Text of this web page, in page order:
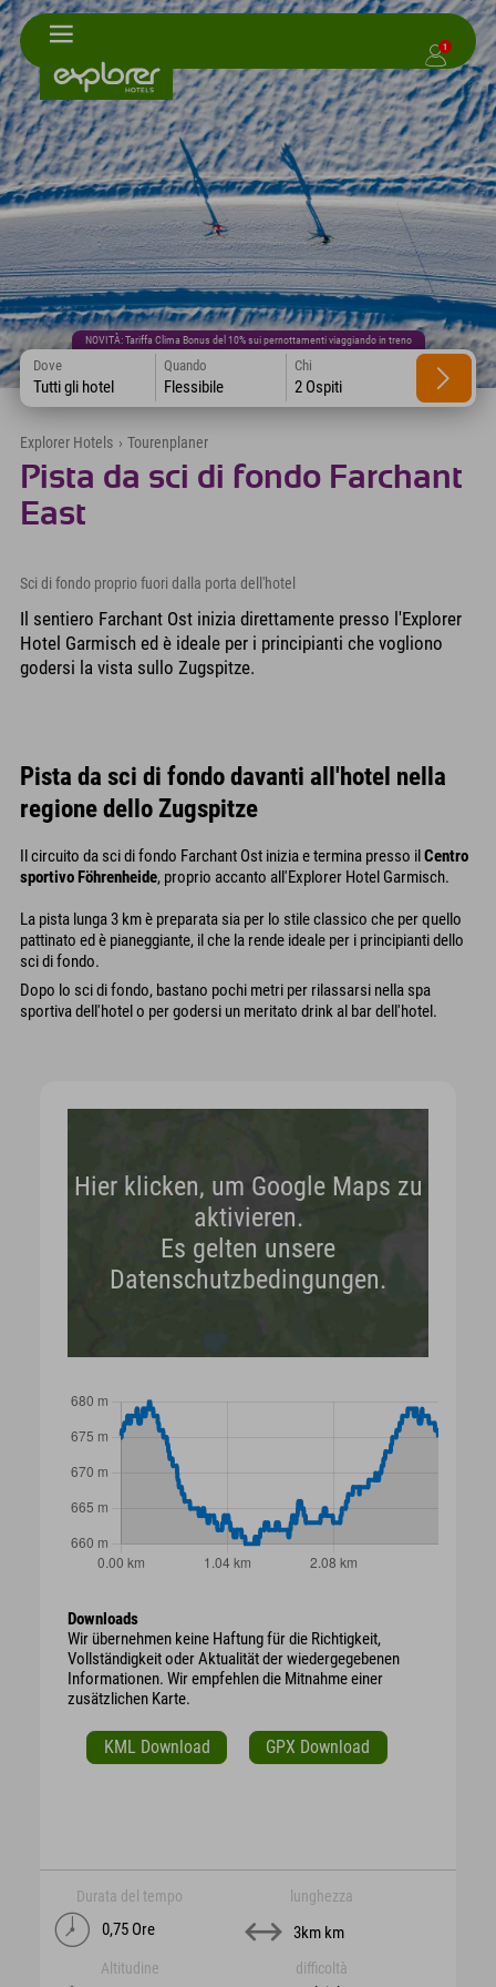
1
NOVITÀ: Tariffa Clima Bonus del 10% sui pernottamenti viaggiando in treno
Dove
Tutti gli hotel
Quando
Flessibile
Chi
2 Ospiti
Explorer Hotels › Tourenplaner
Pista da sci di fondo Farchant
East
Sci di fondo proprio fuori dalla porta dell'hotel
Il sentiero Farchant Ost inizia direttamente presso l'Explorer
Hotel Garmisch ed è ideale per i principianti che vogliono
godersi la vista sullo Zugspitze.
Pista da sci di fondo davanti all'hotel nella
regione dello Zugspitze
Il circuito da sci di fondo Farchant Ost inizia e termina presso ilCentro
sportivo Föhrenheide, proprio accanto all'Explorer Hotel Garmisch.
La pista lunga 3 km è preparata sia per lo stile classico che per quello
pattinato ed è pianeggiante, il che la rende ideale per i principianti dello
sci di fondo.
Dopo lo sci di fondo, bastano pochi metri per rilassarsi nella spa
sportiva dell'hotel o per godersi un meritato drink al bar dell'hotel.
Hier klicken, um Google Maps zu
aktivieren.
Es gelten unsere
Datenschutzbedingungen.
Downloads
Wir übernehmen keine Haftung für die Richtigkeit,
Vollständigkeit oder Aktualität der wiedergegebenen
Informationen. Wir empfehlen die Mitnahme einer
zusätzlichen Karte.
KML Download GPX Download
Durata del tempo
0,75 Ore
lunghezza
3km km
Altitudine difficoltà